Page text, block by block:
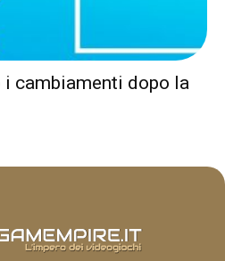
i cambiamenti dopo la